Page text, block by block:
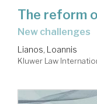
The reform
new challenges
Lianos, Loannis
Kluwer Law